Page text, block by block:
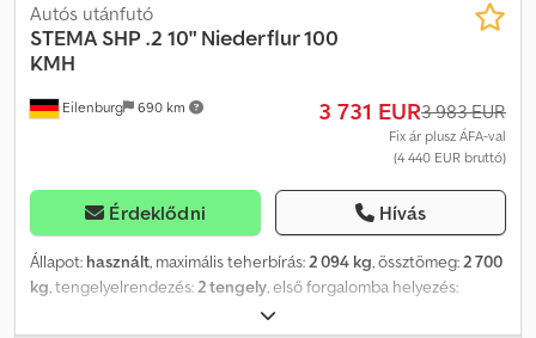
Eilenburg 690 km
Autós utánfutó
STEMA SHP .2 10" Niederflur 100
KMH
3 731 EUR3 983 EUR
Fix ár plusz ÁFA-val
(4 440 EUR bruttó)
Érdeklődni Hívás
Állapot: használt, maximális teherbírás:2 094 kg, össztömeg:2 700
kg, tengelyelrendezés:2 tengely, első forgalomba helyezés:
4 000 mm, rakodótér szélesség: